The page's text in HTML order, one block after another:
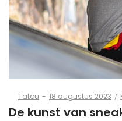
ByTatou
Posted
on
18 augustus 2023
in
De kunst van